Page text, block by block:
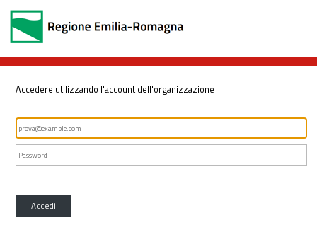
Accedere utilizzando l'account dell'organizzazione
Accedi